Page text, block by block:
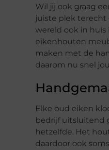
Wil jij ook graag
juiste plek terecht
wereld ook in huis
eikenhouten
maken met de
daarom nu snel
Elke oud eiken
bedrijf uitsluitend
hetzelfde. Het
daardoor ook